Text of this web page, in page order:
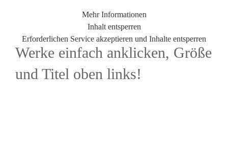
Mehr Informationen
Inhalt entsperren
Erforderlichen Service akzeptieren und Inhalte entsperren
Werke einfach anklicken, Größe
und Titel oben links!